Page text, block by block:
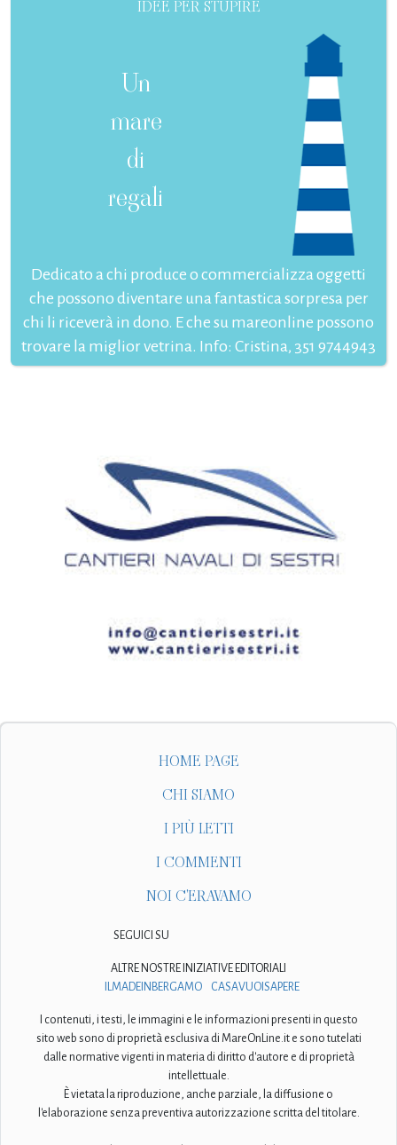
IDEE PER STUPIRE
Un
mare
di
regali
Dedicato a chi produce o commercializza oggetti
che possono diventare una fantastica sorpresa per
chi li riceverà in dono. E che su mareonline possono
trovare la miglior vetrina. Info: Cristina, 351 9744943
HOME PAGE
CHI SIAMO
I PIÙ LETTI
I COMMENTI
NOI C'ERAVAMO
SEGUICI SU
ALTRE NOSTRE INIZIATIVE EDITORIALI
ILMADEINBERGAMO
CASAVUOISAPERE
I contenuti, i testi, le immagini e le informazioni presenti in questo
sito web sono di proprietà esclusiva di MareOnLine.it e sono tutelati
dalle normative vigenti in materia di diritto d'autore e di proprietà
intellettuale.
È vietata la riproduzione, anche parziale, la diffusione o
l'elaborazione senza preventiva autorizzazione scritta del titolare.